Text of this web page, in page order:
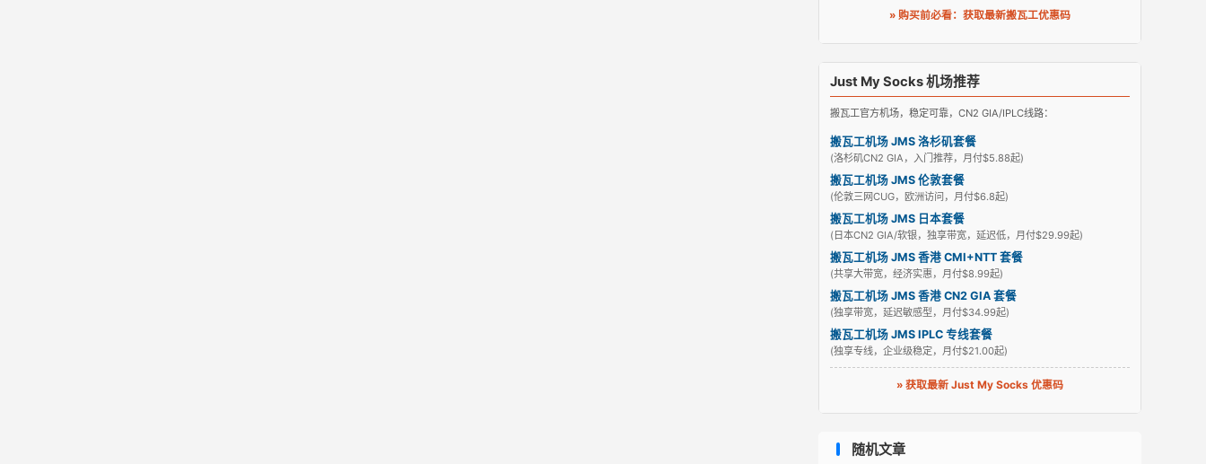
» 购买前必看：获取最新搬瓦工优惠码
Just My Socks 机场推荐
搬瓦工官方机场，稳定可靠，CN2 GIA/IPLC线路：
搬瓦工机场 JMS 洛杉矶套餐
(洛杉矶CN2 GIA，入门推荐，月付$5.88起)
搬瓦工机场 JMS 伦敦套餐
(伦敦三网CUG，欧洲访问，月付$6.8起)
搬瓦工机场 JMS 日本套餐
(日本CN2 GIA/软银，独享带宽，延迟低，月付$29.99起)
搬瓦工机场 JMS 香港 CMI+NTT 套餐
(共享大带宽，经济实惠，月付$8.99起)
搬瓦工机场 JMS 香港 CN2 GIA 套餐
(独享带宽，延迟敏感型，月付$34.99起)
搬瓦工机场 JMS IPLC 专线套餐
(独享专线，企业级稳定，月付$21.00起)
» 获取最新 Just My Socks 优惠码
随机文章